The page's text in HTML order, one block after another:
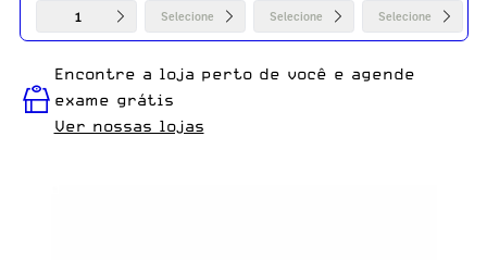
1 Selecione Selecione Selecione
Encontre a loja perto de você e agende
exame grátis
Ver nossas lojas